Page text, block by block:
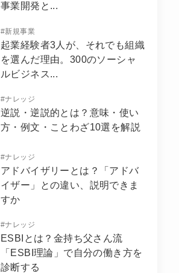
事業開発と...
#新規事業
起業経験者3人が、それでも組織
を選んだ理由。300のソーシャ
ルビジネス...
#ナレッジ
逆説・逆説的とは？意味・使い
方・例文・ことわざ10選を解説
#ナレッジ
アドバイザリーとは？「アドバ
イザー」との違い、説明できま
すか
#ナレッジ
ESBIとは？金持ち父さん流
「ESBI理論」で自分の働き方を
診断する